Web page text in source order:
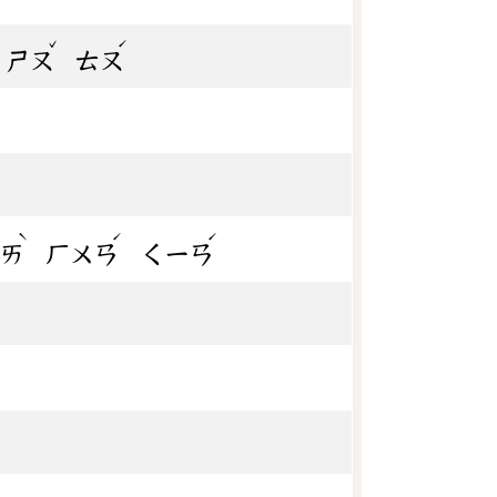
ㄕㄡ
ˇ
ㄊㄡ
ˊ
ˋ
ㄏㄨㄢ
ˊ
ㄑㄧㄢ
ˊ